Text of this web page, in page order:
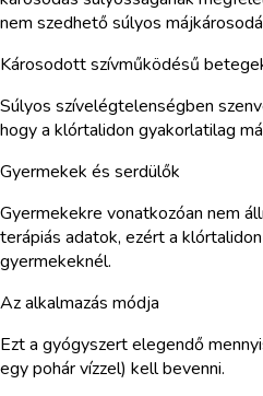
nem szedhető súlyos
Károsodott szívműködésű
Súlyos szívelégtelenségben
hogy a klórtalidon gyakorlatilag
Gyermekek és serdülők
Gyermekekre vonatkozóan nem
terápiás adatok, ezért a
gyermekeknél.
Az alkalmazás módja
Ezt a gyógyszert elegendő
egy pohár vízzel) kell bevenni.